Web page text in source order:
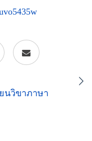
ยนวิขาภาษา